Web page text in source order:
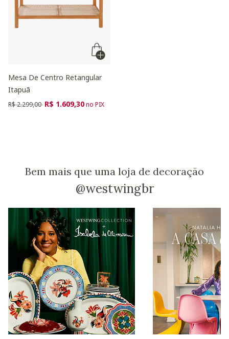
Mesa De Centro Retangular
Itapuã
Preço reduzido de
R$ 2.299,00 para
R$ 1.609,30no PIX
Bem mais que uma loja de decoração
@westwingbr